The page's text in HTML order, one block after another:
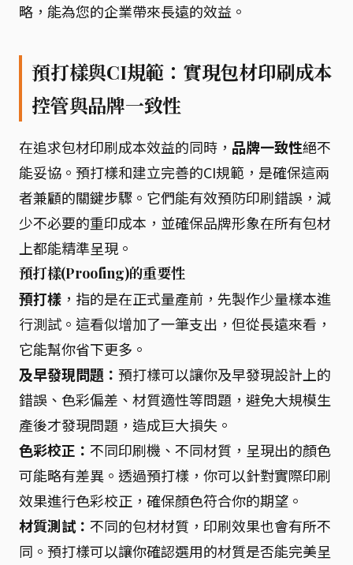
略，能為您的企業帶來長遠的效益。
預打樣與CI規範：實現包材印刷成本
控管與品牌一致性
在追求包材印刷成本效益的同時， 品牌一致性絕不
能妥協。預打樣和建立完善的CI規範，是確保這兩
者兼顧的關鍵步驟。它們能有效預防印刷錯誤，減
少不必要的重印成本，並確保品牌形象在所有包材
上都能精準呈現。
預打樣(Proofing)的重要性
預打樣 ，指的是在正式量產前，先製作少量樣本進
行測試。這看似增加了一筆支出，但從長遠來看，
它能幫你省下更多。
及早發現問題： 預打樣可以讓你及早發現設計上的
錯誤、色彩偏差、材質適性等問題，避免大規模生
產後才發現問題，造成巨大損失。
色彩校正： 不同印刷機、不同材質，呈現出的顏色
可能略有差異。透過預打樣，你可以針對實際印刷
效果進行色彩校正，確保顏色符合你的期望。
材質測試： 不同的包材材質，印刷效果也會有所不
同。預打樣可以讓你確認選用的材質是否能完美呈